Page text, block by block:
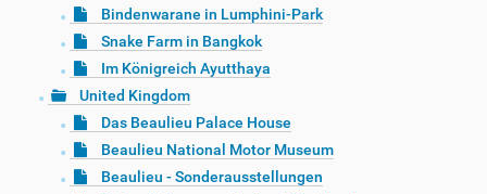
Bindenwarane in Lumphini-Park
Snake Farm in Bangkok
Im Königreich Ayutthaya
United Kingdom
Das Beaulieu Palace House
Beaulieu National Motor Museum
Beaulieu - Sonderausstellungen